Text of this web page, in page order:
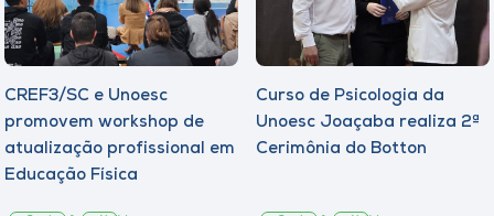
A-
CREF3/SC e Unoesc
promovem workshop de
atualização profissional em
Educação Física
Curso de Psicologia da
Unoesc Joaçaba realiza 2ª
Cerimônia do Botton